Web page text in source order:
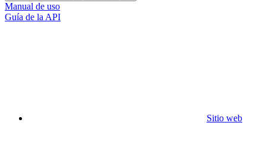
Manual de uso
Guía de la API
Sitio web